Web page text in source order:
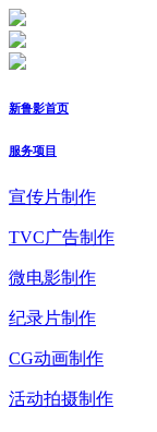
新鲁影首页
服务项目
宣传片制作
TVC广告制作
微电影制作
纪录片制作
CG动画制作
活动拍摄制作